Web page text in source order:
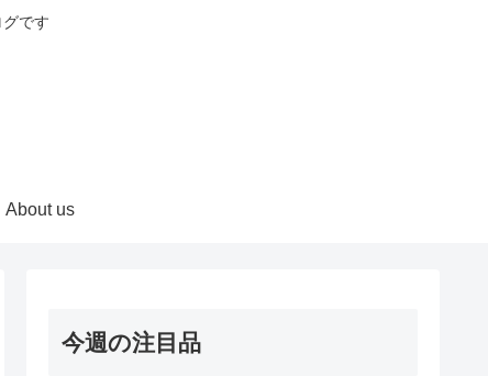
です
About us
今週の注目品